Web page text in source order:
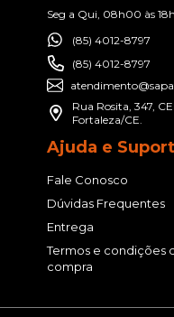
Seg a Qui, 08h00 às
(85) 4012-8797
(85) 4012-8797
Rua Rosita, 347,
Fortaleza/CE.
Ajuda e
Fale Conosco
Dúvidas Frequentes
Entrega
Termos e condições
compra